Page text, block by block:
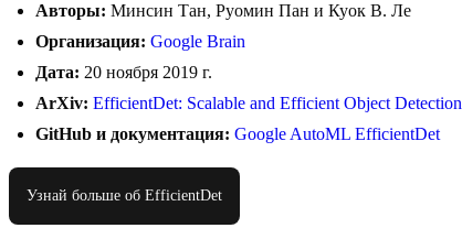
Авторы: Минсин Тан, Руомин Пан и Куок В. Ле
Организация: Google Brain
Дата: 20 ноября 2019 г.
ArXiv: EfficientDet: Scalable and Efficient Object Detection
GitHub и документация: Google AutoML EfficientDet
Узнай больше об EfficientDet